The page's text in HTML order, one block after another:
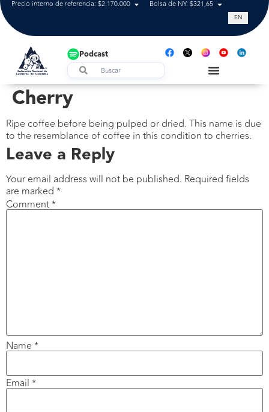
Precio interno de referencia: $2.170.000 Bolsa de NY: $321,65 Tasa de
EN
Podcast
Cherry
Ripe coffee before being pulped or dried. This name is due
to the resemblance of coffee in this condition to cherries.
Leave a Reply
Your email address will not be published. Required fields
are marked *
Comment*
Name *
Email *